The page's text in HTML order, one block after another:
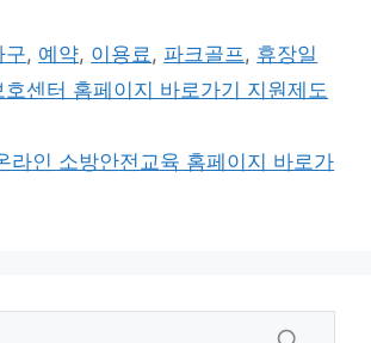
구, 예약, 이용료, 파크골프, 휴장일
호센터 홈페이지 바로가기 지원제도
라인 소방안전교육 홈페이지 바로가